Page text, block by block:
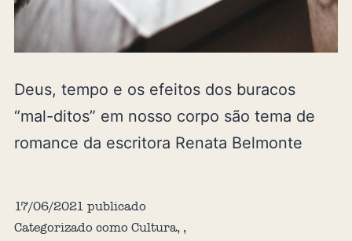
Deus, tempo e os efeitos dos buracos
“mal-ditos” em nosso corpo são tema de
romance da escritora Renata Belmonte
17/06/2021 publicado
Categorizado como Cultura, ,